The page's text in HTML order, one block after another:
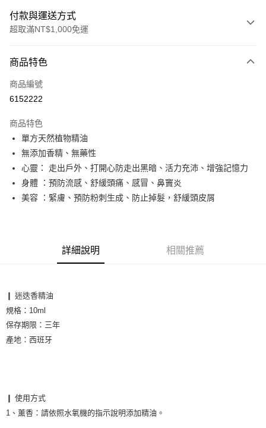
付款與運送方式
超取滿NT$1,000免運
信用卡一次付款
超商取貨付款
街口支付
悠遊付
運送方式
每筆NT$65，滿NT$1,000(含以上)免運費
商品特色
商品編號
6152222
商品特色
單方天然植物精油
無添加香精、無藥性
心靈： 走出戶外、打開心防走出黑暗、活力充沛、增強記憶力
身體 ：預防流感、舒緩頭痛、感冒、鼻竇炎
美容 ：緊膚、預防粉刺生成、防止掉髮，舒緩頭皮屑
詳細說明 相關推薦
❙ 迷迭香精油
規格：10ml
保存期限：三年
產地：西班牙
❙ 使用方式
1、薰香 ： 請依照水氧機的指示說明添加精油。